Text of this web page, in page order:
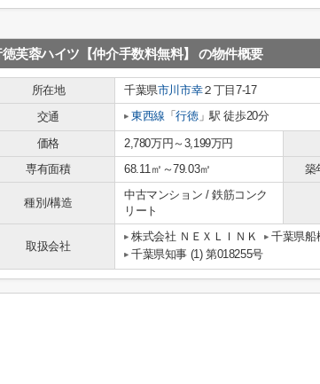
芙蓉ハイツ【仲介手数料無料】 の物件概要
所在地 千葉県市川市幸２丁目7-17
交通
東西線 「行徳」駅 徒歩20分
価格 2,780万円～3,199万円
専有面積
68.11㎡～79.03㎡ 築
種別/構造
中古マンション / 鉄筋コンク
リート
取扱会社
株式会社 ＮＥＸＬＩＮＫ 千葉県船
千葉県知事 (1) 第018255号